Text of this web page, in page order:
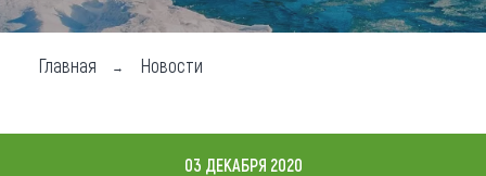
Чем заняться
Главная Новости
03 ДЕКАБРЯ 2020